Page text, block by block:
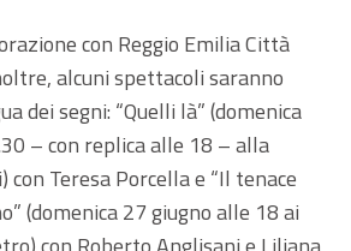
con Reggio Emilia Città
alcuni spettacoli saranno
dei segni: “Quelli là” (domenica
– con replica alle 18 – alla
Teresa Porcella e “Il tenace
(domenica 27 giugno alle 18 ai